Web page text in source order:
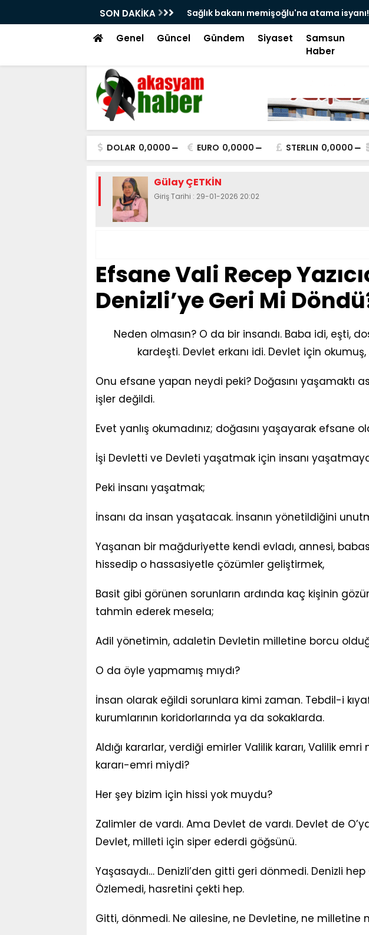
SON DAKİKA
Hacı bayram veli camii’nde siyaset,
tekme!
Genel Güncel Gündem Siyaset
Samsun
Haber
DOLAR 0,0000 EURO 0,0000 STERLIN 0,0000
Gülay ÇETKİN
Giriş Tarihi : 29-01-2026 20:02
Efsane Vali Recep
Denizli’ye Geri Mi
Neden olmasın? O da bir insandı. Baba idi, eşti,
kardeşti. Devlet erkanı idi. Devlet için okumuş,
Onu efsane yapan neydi peki? Doğasını yaşamaktı
işler değildi.
Evet yanlış okumadınız; doğasını yaşayarak efsane
İşi Devletti ve Devleti yaşatmak için insanı yaşatmaya
Peki insanı yaşatmak;
İnsanı da insan yaşatacak. İnsanın yönetildiğini
Yaşanan bir mağduriyette kendi evladı, annesi,
hissedip o hassasiyetle çözümler geliştirmek,
Basit gibi görünen sorunların ardında kaç kişinin
tahmin ederek mesela;
Adil yönetimin, adaletin Devletin milletine borcu
O da öyle yapmamış mıydı?
İnsan olarak eğildi sorunlara kimi zaman. Tebdil-i
kurumlarının koridorlarında ya da sokaklarda.
Aldığı kararlar, verdiği emirler Valilik kararı, Valilik
kararı-emri miydi?
Her şey bizim için hissi yok muydu?
Zalimler de vardı. Ama Devlet de vardı. Devlet de
Devlet, milleti için siper ederdi göğsünü.
Yaşasaydı… Denizli’den gitti geri dönmedi. Denizli hep
Özlemedi, hasretini çekti hep.
Gitti, dönmedi. Ne ailesine, ne Devletine, ne milletine